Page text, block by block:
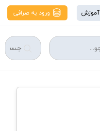
آموزش ورود به صرافی